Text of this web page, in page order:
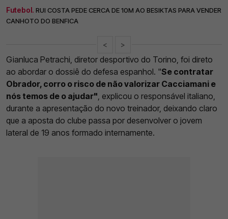
Futebol. RUI COSTA PEDE CERCA DE 10M AO BESIKTAS PARA VENDER
CANHOTO DO BENFICA
< >
Gianluca Petrachi, diretor desportivo do Torino, foi direto
ao abordar o dossiê do defesa espanhol. "Se contratar
Obrador, corro o risco de não valorizar Cacciamani e
nós temos de o ajudar" , explicou o responsável italiano,
durante a apresentação do novo treinador, deixando claro
que a aposta do clube passa por desenvolver o jovem
lateral de 19 anos formado internamente.